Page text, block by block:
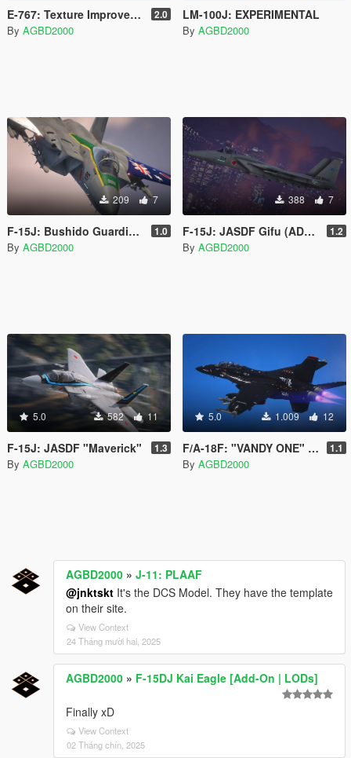
E-767: Texture Improvements 2.0
By AGBD2000
LM-100J: EXPERIMENTAL
By AGBD2000
209 7
F-15J: Bushido Guardian 23 1.0
By AGBD2000
388 7
F-15J: JASDF Gifu (ADTW) 1.2
By AGBD2000
5.0 582 11
F-15J: JASDF "Maverick" 1.3
By AGBD2000
5.0 1.009 12
F/A-18F: "VANDY ONE" VX-9 1.1
By AGBD2000
AGBD2000 » J-11: PLAAF
@jnktskt It's the DCS Model. They have the template
on their site.
View Context
24 Tháng mười hai, 2025
AGBD2000 » F-15DJ Kai Eagle [Add-On | LODs]
Finally xD
View Context
02 Tháng chín, 2025